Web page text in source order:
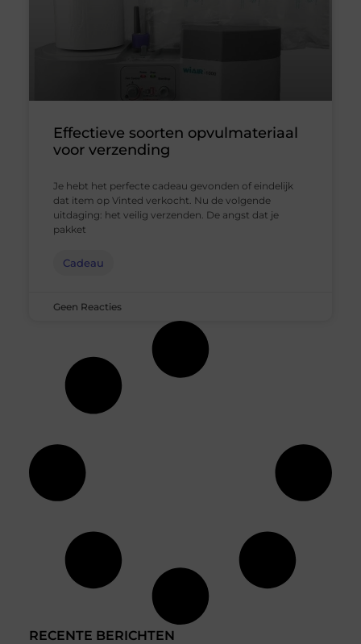
RECENTE BERICHTEN
Effectieve soorten opvulmateriaal
voor verzending
Je hebt het perfecte cadeau gevonden of eindelijk
dat item op Vinted verkocht. Nu de volgende
uitdaging: het veilig verzenden. De angst dat je
pakket
Cadeau
Geen Reacties